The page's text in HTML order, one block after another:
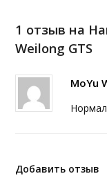
1 отзыв на
Weilong GTS
MoYu
Добавить отзыв